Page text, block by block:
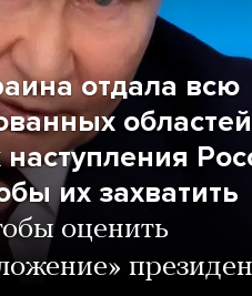
отдала всю
их захватить
оценить